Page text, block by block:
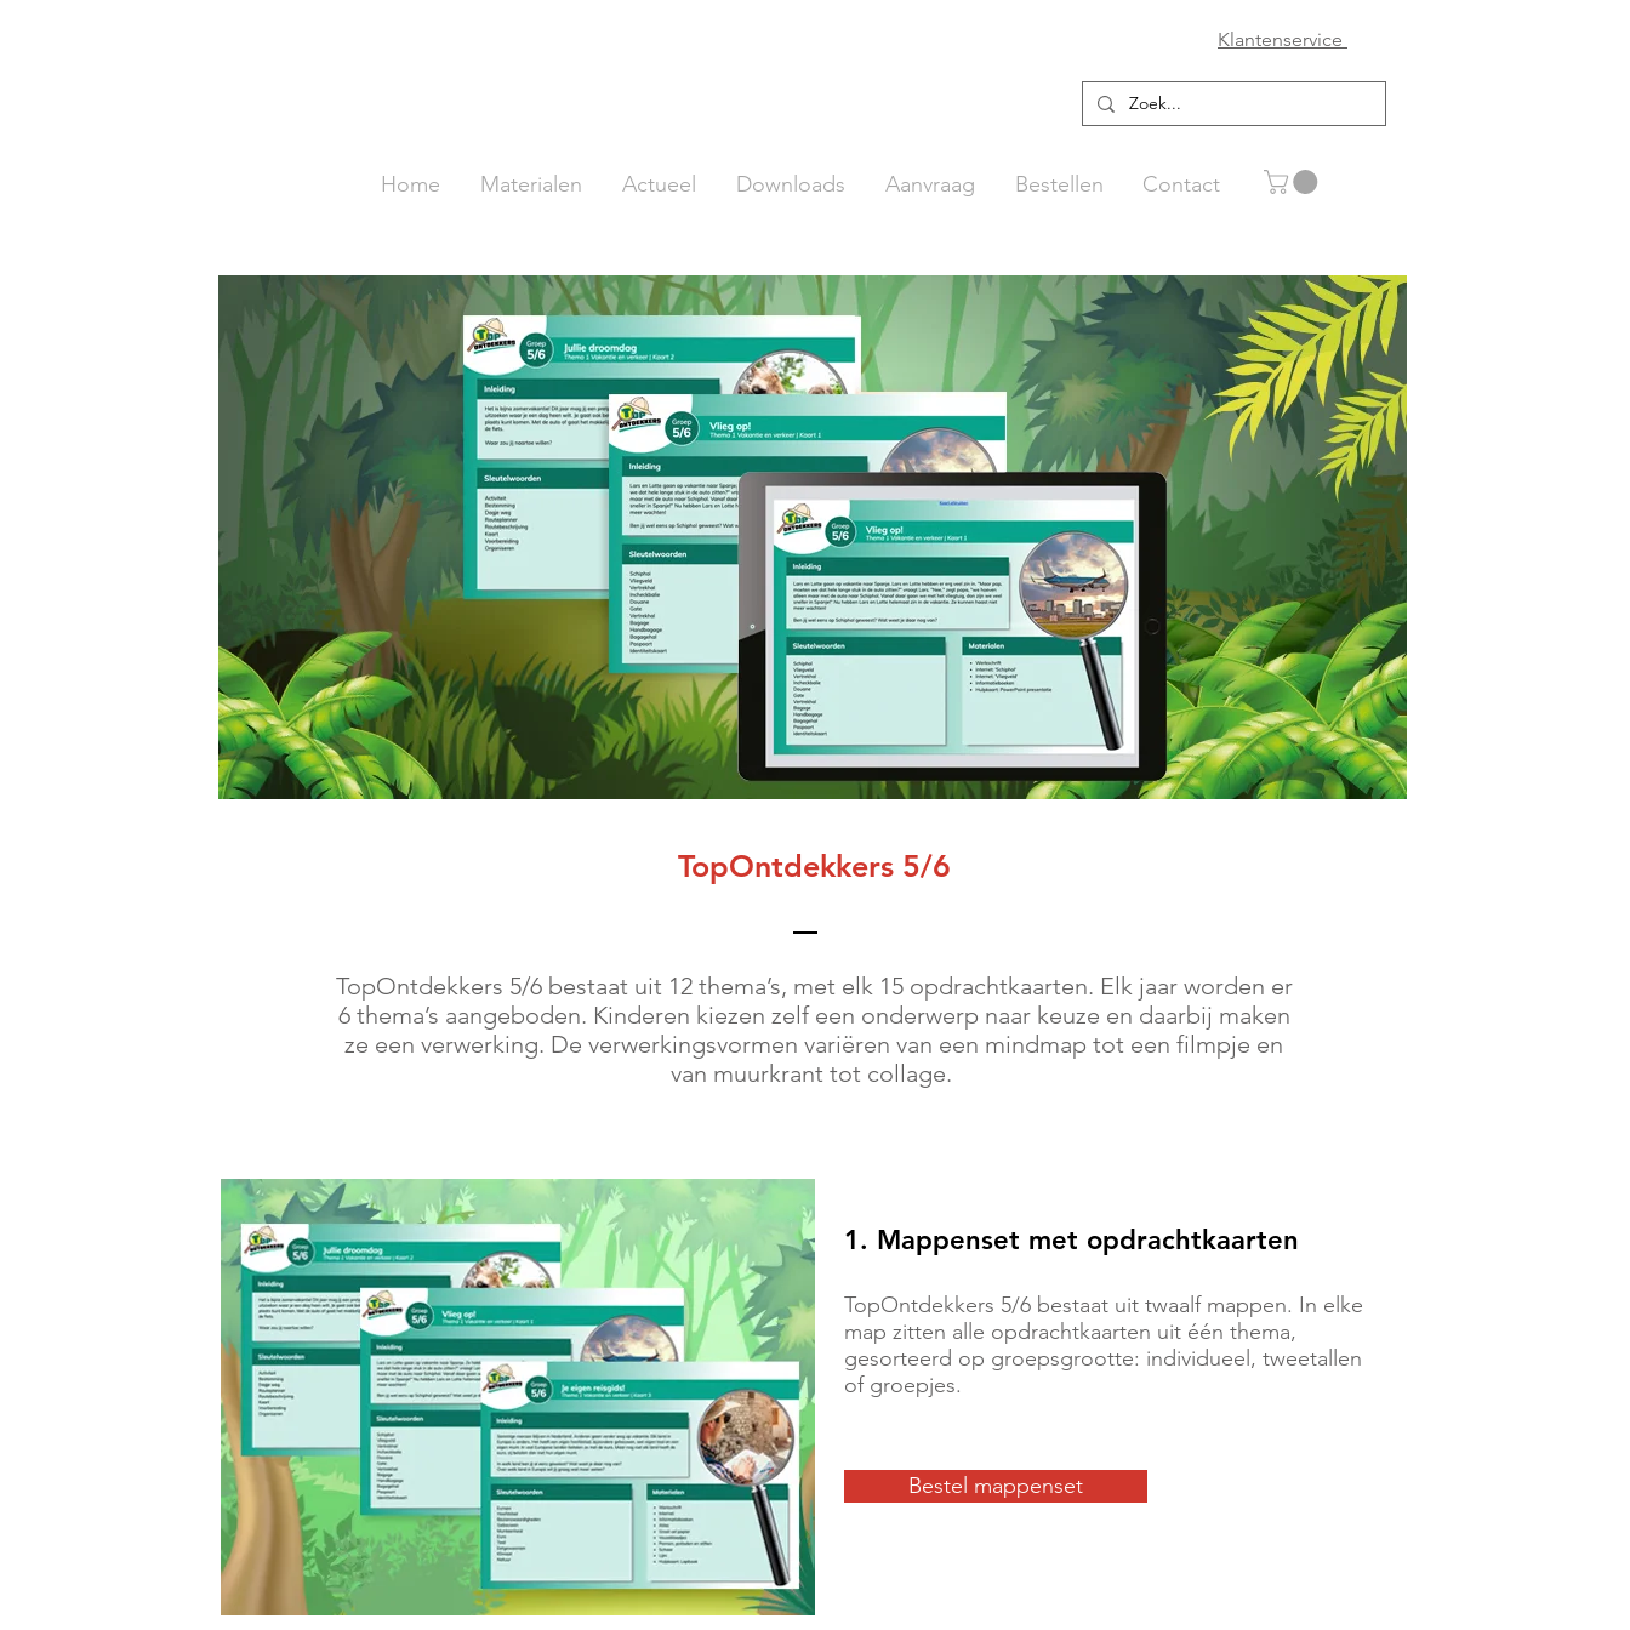
Klantenservice
Home Materialen Actueel Downloads Aanvraag Bestellen Contact
TopOntdekkers 5/6
TopOntdekkers 5/6 bestaat uit 12 thema’s, met elk 15 opdrachtkaarten. Elk jaar worden er
6 thema’s aangeboden. Kinderen kiezen zelf een onderwerp naar keuze en daarbij maken
ze een verwerking. De verwerkingsvormen variëren van een mindmap tot een filmpje en
van muurkrant tot collage.
1. Mappenset met opdrachtkaarten
TopOntdekkers 5/6 bestaat uit twaalf mappen. In elke
map zitten alle opdrachtkaarten uit één thema,
gesorteerd op groepsgrootte: individueel, tweetallen
of groepjes.
Bestel mappenset